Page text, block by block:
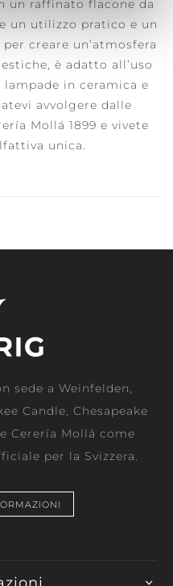
un raffinato flacone da
un utilizzo pratico e un
creare un’atmosfera
è adatto all’uso
in ceramica e
avvolgere dalle
Mollá 1899 e vivete
unica.
sede a Weinfelden,
Candle, Chesapeake
Cerería Mollá come
per la Svizzera.